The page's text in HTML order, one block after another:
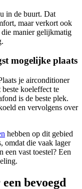
in de buurt. Dat
maar verkort ook
manier gelijkmatig
mogelijke plaats
je airconditioner
koeleffect te
is de beste plek.
en vervolgens over
hebben op dit gebied
omdat die vaak lager
een vast toestel? Een
bevoegd